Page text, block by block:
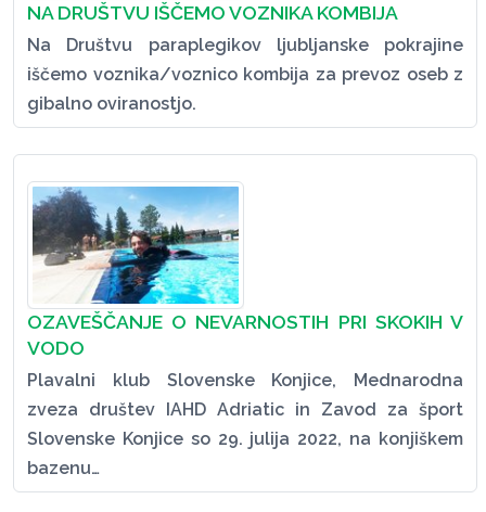
NA DRUŠTVU IŠČEMO VOZNIKA KOMBIJA
Na Društvu paraplegikov ljubljanske pokrajine
iščemo voznika/voznico kombija za prevoz oseb z
gibalno oviranostjo.
OZAVEŠČANJE O NEVARNOSTIH PRI SKOKIH V
VODO
Plavalni klub Slovenske Konjice, Mednarodna
zveza društev IAHD Adriatic in Zavod za šport
Slovenske Konjice so 29. julija 2022, na konjiškem
bazenu…